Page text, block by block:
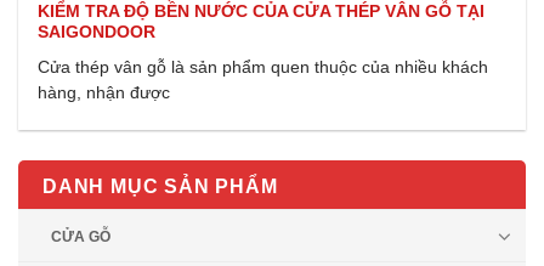
KIỂM TRA ĐỘ BỀN NƯỚC CỦA CỬA THÉP VÂN GỖ TẠI
SAIGONDOOR
Cửa thép vân gỗ là sản phẩm quen thuộc của nhiều khách
hàng, nhận được
DANH MỤC SẢN PHẨM
CỬA GỖ